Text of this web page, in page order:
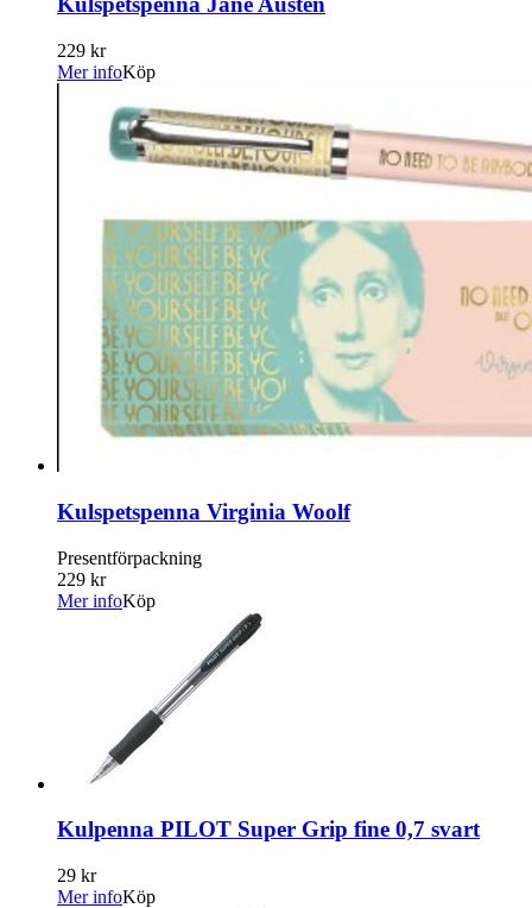
229 kr
Mer infoKöp
Kulspetspenna Virginia Woolf
Presentförpackning
229 kr
Mer infoKöp
Kulpenna PILOT Super Grip fine 0,7 svart
29 kr
Mer infoKöp